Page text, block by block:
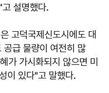
설명했다.
고덕국제신도시에도 대
공급 물량이 여전히 많
가 가시화되지 않으면 미
이 있다"고 말했다.